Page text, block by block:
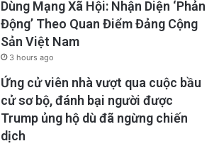
Dùng Mạng Xã Hội: Nhận Diện ‘Phản
Động’ Theo Quan Điểm Đảng Cộng
Sản Việt Nam
3 hours ago
Ứng cử viên nhà vượt qua cuộc bầu
cử sơ bộ, đánh bại người được
Trump ủng hộ dù đã ngừng chiến
dịch